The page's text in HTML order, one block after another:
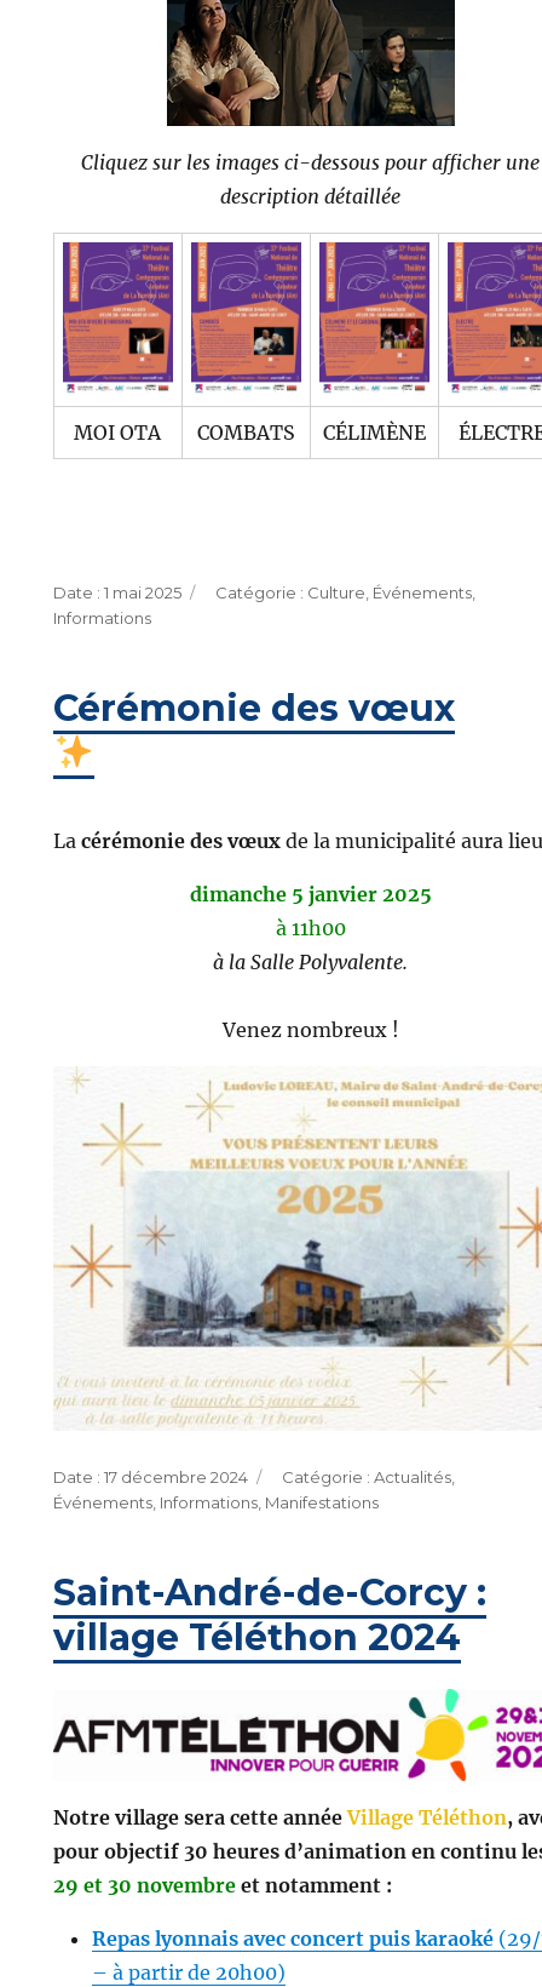
Cliquez sur les images ci-dessous pour afficher une
description détaillée
MOI OTA COMBATS CÉLIMÈNE
Publié
le
1 mai 2025 Catégories
Culture Événements,
Informations
Cérémonie des vœux
La cérémonie des vœuxde la municipalité aura
dimanche 5 janvier 2025
à 11h00
à la Salle Polyvalente.
Venez nombreux !
Publié
le
17 décembre 2024 Catégories
Actualités,
Événements, Informations, Manifestations
Saint-André-de-Corcy :
village Téléthon 2024
Notre village sera cette annéeVillage Téléthon,
pour objectif 30 heures d’animation en continu
29 et 30 novembreet notamment :
Repas lyonnais avec concert puis karaoké(29/
– à partir de 20h00)